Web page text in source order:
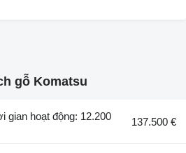
gỗ Komatsu
gian hoạt động: 12.200
137.500 €